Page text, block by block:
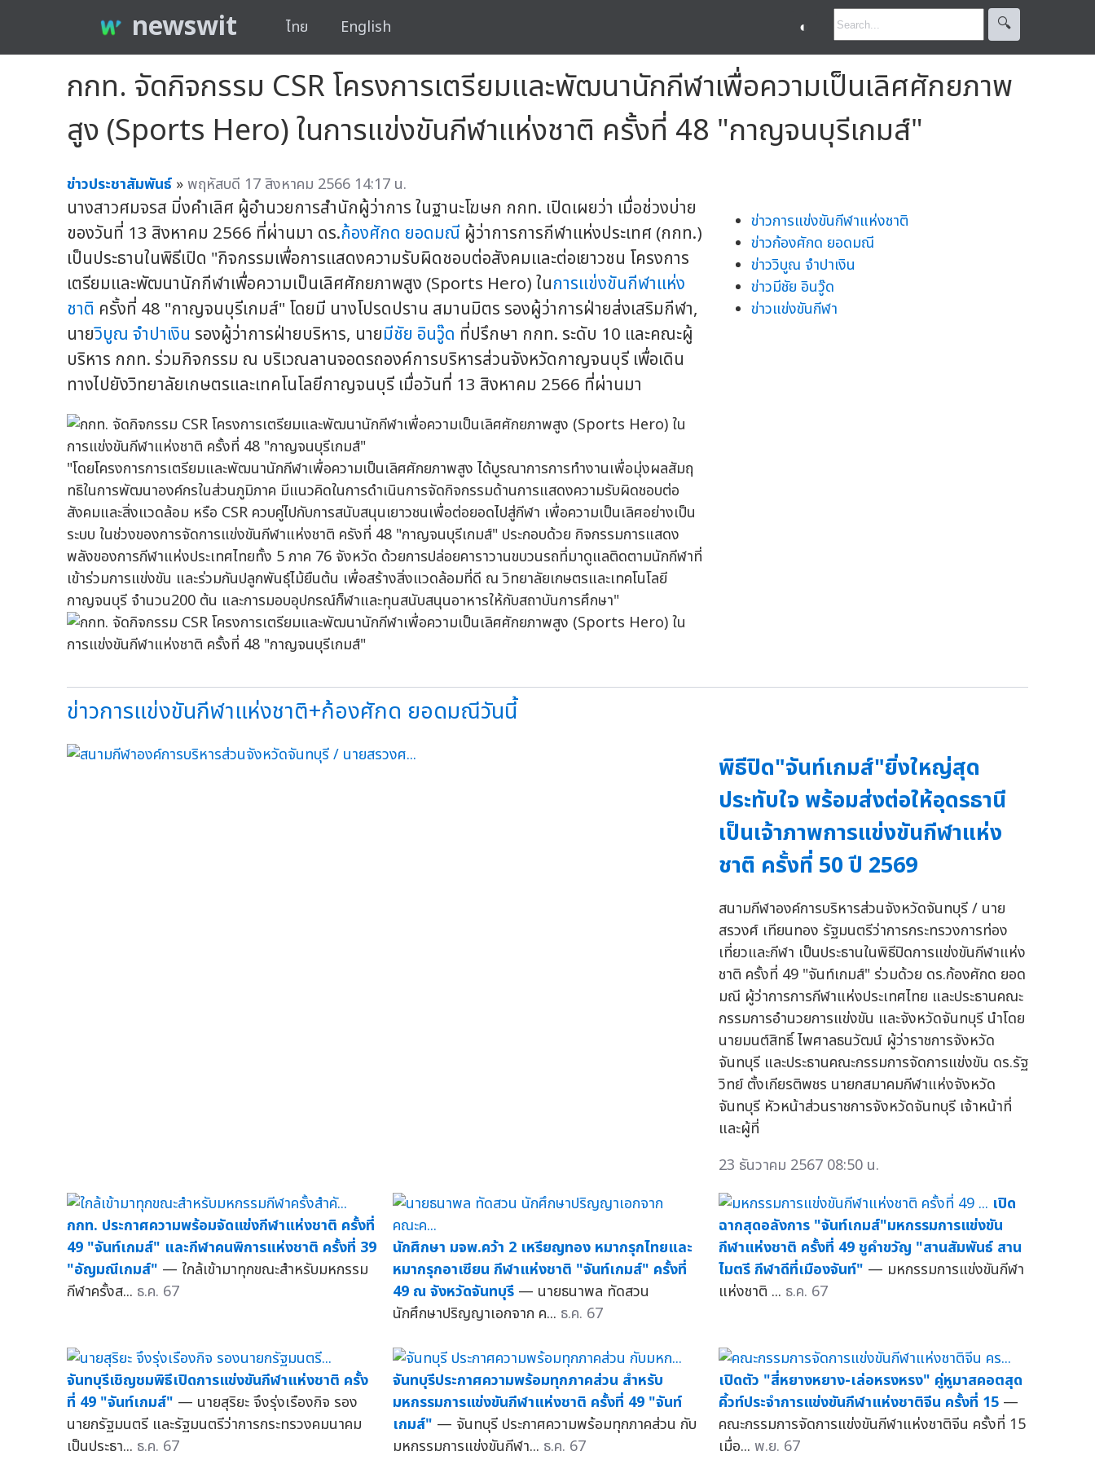
newswit ไทย English ◐ 🔍︎
กกท. จัดกิจกรรม CSR โครงการเตรียมและพัฒนานักกีฬาเพื่อความเป็นเลิศศักยภาพ
สูง (Sports Hero) ในการแข่งขันกีฬาแห่งชาติ ครั้งที่ 48 "กาญจนบุรีเกมส์"
ข่าวประชาสัมพันธ์ »พฤหัสบดี 17 สิงหาคม 2566 14:17 น.
นางสาวศมจรส มิ่งคำเลิศ ผู้อำนวยการสำนักผู้ว่าการ ในฐานะโฆษก กกท. เปิดเผยว่า เมื่อช่วงบ่าย
ของวันที่ 13 สิงหาคม 2566 ที่ผ่านมา ดร.ก้องศักด ยอดมณี ผู้ว่าการการกีฬาแห่งประเทศ (กกท.)
เป็นประธานในพิธีเปิด "กิจกรรมเพื่อการแสดงความรับผิดชอบต่อสังคมและต่อเยาวชน โครงการ
เตรียมและพัฒนานักกีฬาเพื่อความเป็นเลิศศักยภาพสูง (Sports Hero) ในการแข่งขันกีฬาแห่ง
ชาติ ครั้งที่ 48 "กาญจนบุรีเกมส์" โดยมี นางโปรดปราน สมานมิตร รองผู้ว่าการฝ่ายส่งเสริมกีฬา,
นายวิบูณ จำปาเงิน รองผู้ว่าการฝ่ายบริหาร, นายมีชัย อินวู๊ด ที่ปรึกษา กกท. ระดับ 10 และคณะผู้
บริหาร กกท. ร่วมกิจกรรม ณ บริเวณลานจอดรถองค์การบริหารส่วนจังหวัดกาญจนบุรี เพื่อเดิน
ทางไปยังวิทยาลัยเกษตรและเทคโนโลยีกาญจนบุรี เมื่อวันที่ 13 สิงหาคม 2566 ที่ผ่านมา
"โดยโครงการการเตรียมและพัฒนานักกีฬาเพื่อความเป็นเลิศศักยภาพสูง ได้บูรณาการการทำงานเพื่อมุ่งผลสัมฤ
ทธิในการพัฒนาองค์กรในส่วนภูมิภาค มีแนวคิดในการดำเนินการจัดกิจกรรมด้านการแสดงความรับผิดชอบต่อ
สังคมและสิ่งแวดล้อม หรือ CSR ควบคู่ไปกับการสนับสนุนเยาวชนเพื่อต่อยอดไปสู่กีฬา เพื่อความเป็นเลิศอย่างเป็น
ระบบ ในช่วงของการจัดการแข่งขันกีฬาแห่งชาติ ครังที่ 48 "กาญจนบุรีเกมส์" ประกอบด้วย กิจกรรมการแสดง
พลังของการกีฬาแห่งประเทศไทยทั้ง 5 ภาค 76 จังหวัด ด้วยการปล่อยคาราวานขบวนรถที่มาดูแลติดตามนักกีฬาที่
เข้าร่วมการแข่งขัน และร่วมกันปลูกพันธุ์ไม้ยืนต้น เพื่อสร้างสิ่งแวดล้อมที่ดี ณ วิทยาลัยเกษตรและเทคโนโลยี
กาญจนบุรี จำนวน200 ต้น และการมอบอุปกรณ์ก็ฬาและทุนสนับสนุนอาหารให้กับสถาบันการศึกษา"
ข่าวการแข่งขันกีฬาแห่งชาติ
ข่าวก้องศักด ยอดมณี
ข่าววิบูณ จำปาเงิน
ข่าวมีชัย อินวู๊ด
ข่าวแข่งขันกีฬา
ข่าวการแข่งขันกีฬาแห่งชาติ+ก้องศักด ยอดมณีวันนี้
พิธีปิด"จันท์เกมส์"ยิ่งใหญ่สุด
ประทับใจ พร้อมส่งต่อให้อุดรธานี
เป็นเจ้าภาพการแข่งขันกีฬาแห่ง
ชาติ ครั้งที่ 50 ปี 2569
สนามกีฬาองค์การบริหารส่วนจังหวัดจันทบุรี / นาย
สรวงศ์ เทียนทอง รัฐมนตรีว่าการกระทรวงการท่อง
เที่ยวและกีฬา เป็นประธานในพิธีปิดการแข่งขันกีฬาแห่ง
ชาติ ครั้งที่ 49 "จันท์เกมส์" ร่วมด้วย ดร.ก้องศักด ยอด
มณี ผู้ว่าการการกีฬาแห่งประเทศไทย และประธานคณะ
กรรมการอำนวยการแข่งขัน และจังหวัดจันทบุรี นำโดย
นายมนต์สิทธิ์ ไพศาลธนวัฒน์ ผู้ว่าราชการจังหวัด
จันทบุรี และประธานคณะกรรมการจัดการแข่งขัน ดร.รัฐ
วิทย์ ตั้งเกียรติพชร นายกสมาคมกีฬาแห่งจังหวัด
จันทบุรี หัวหน้าส่วนราชการจังหวัดจันทบุรี เจ้าหน้าที่
และผู้ที่
23 ธันวาคม 2567 08:50 น.
กกท. ประกาศความพร้อมจัดแข่งกีฬาแห่งชาติ ครั้งที่
49 "จันท์เกมส์" และกีฬาคนพิการแห่งชาติ ครั้งที่ 39
"อัญมณีเกมส์" — ใกล้เข้ามาทุกขณะสำหรับมหกรรม
กีฬาครั้งส... ธ.ค. 67
นักศึกษา มจพ.คว้า 2 เหรียญทอง หมากรุกไทยและ
หมากรุกอาเซียน กีฬาแห่งชาติ "จันท์เกมส์" ครั้งที่
49 ณ จังหวัดจันทบุรี — นายธนาพล ทัดสวน
นักศึกษาปริญญาเอกจาก ค... ธ.ค. 67
เปิด
ฉากสุดอลังการ "จันท์เกมส์"มหกรรมการแข่งขัน
กีฬาแห่งชาติ ครั้งที่ 49 ชูคำขวัญ "สานสัมพันธ์ สาน
ไมตรี กีฬาดีที่เมืองจันท์" — มหกรรมการแข่งขันกีฬา
แห่งชาติ ... ธ.ค. 67
จันทบุรีเชิญชมพิธีเปิดการแข่งขันกีฬาแห่งชาติ ครั้ง
ที่ 49 "จันท์เกมส์" — นายสุริยะ จึงรุ่งเรืองกิจ รอง
นายกรัฐมนตรี และรัฐมนตรีว่าการกระทรวงคมนาคม
เป็นประธา... ธ.ค. 67
จันทบุรีประกาศความพร้อมทุกภาคส่วน สำหรับ
มหกรรมการแข่งขันกีฬาแห่งชาติ ครั้งที่ 49 "จันท์
เกมส์" — จันทบุรี ประกาศความพร้อมทุกภาคส่วน กับ
มหกรรมการแข่งขันกีฬา... ธ.ค. 67
เปิดตัว "สี่หยางหยาง-เล่อหรงหรง" คู่หูมาสคอตสุด
คิ้วท์ประจำการแข่งขันกีฬาแห่งชาติจีน ครั้งที่ 15 —
คณะกรรมการจัดการแข่งขันกีฬาแห่งชาติจีน ครั้งที่ 15
เมื่อ... พ.ย. 67